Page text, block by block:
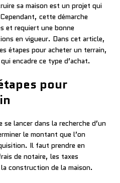
sa maison est un projet qui
cette démarche
et requiert une bonne
en vigueur. Dans cet article,
étapes pour acheter un terrain,
encadre ce type d’achat.
pour
se lancer dans la recherche d’un
le montant que l’on
Il faut prendre en
de notaire, les taxes
construction de la maison.